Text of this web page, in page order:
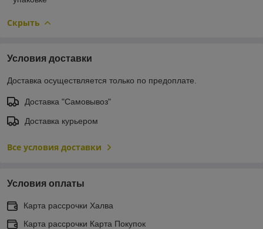
Скрыть
Условия доставки
Доставка осуществляется только по предоплате.
Доставка "Самовывоз"
Доставка курьером
Все условия доставки
Условия оплаты
Карта рассрочки Халва
Карта рассрочки Карта Покупок